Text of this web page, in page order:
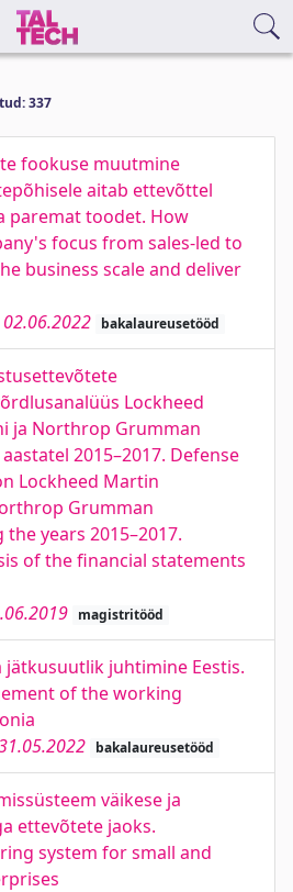
337
fookuse muutmine
aitab ettevõttel
paremat toodet. How
focus from sales-led to
business scale and deliver
02.06.2022 bakalaureusetööd
Lockheed
ja Northrop Grumman
2015–2017. Defense
Lockheed Martin
Grumman
years 2015–2017.
of the financial statements
magistritööd
jätkusuutlik juhtimine Eestis.
of the working
bakalaureusetööd
väikese ja
ettevõtete jaoks.
system for small and